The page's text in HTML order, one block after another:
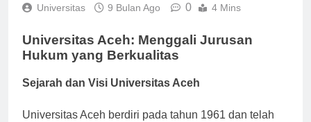
Universitas 9 Bulan Ago 0 4 Mins
Universitas Aceh: Menggali Jurusan
Hukum yang Berkualitas
Sejarah dan Visi Universitas Aceh
Universitas Aceh berdiri pada tahun 1961 dan telah